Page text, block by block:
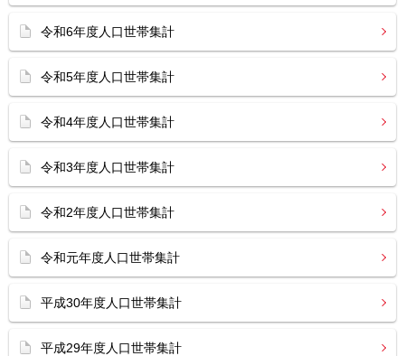
令和6年度人口世帯集計
令和5年度人口世帯集計
令和4年度人口世帯集計
令和3年度人口世帯集計
令和2年度人口世帯集計
令和元年度人口世帯集計
平成30年度人口世帯集計
平成29年度人口世帯集計